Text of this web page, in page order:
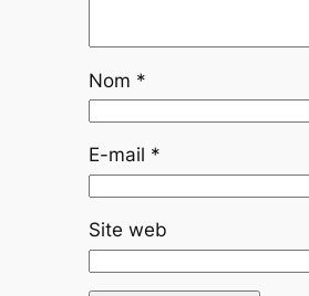
Nom *
E-mail *
Site web